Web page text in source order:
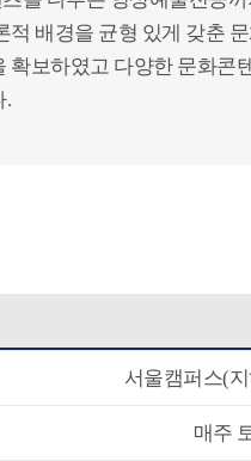
적 배경을 균형 있게 갖춘
확보하였고 다양한 문화콘
.
서울캠퍼스(
매주